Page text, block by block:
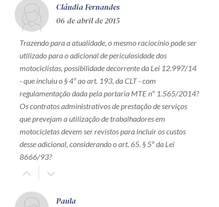
Cláudia Fernandes
06 de abril de 2015
Trazendo para a atualidade, o mesmo raciocínio pode ser
utilizado para o adicional de periculosidade dos
motociclistas, possibilidade decorrente da Lei 12.997/14
- que incluiu o § 4º ao art. 193, da CLT - com
regulamentação dada pela portaria MTE nº 1.565/2014?
Os contratos administrativos de prestação de serviços
que prevejam a utilização de trabalhadores em
motocicletas devem ser revistos para incluir os custos
desse adicional, considerando o art. 65. § 5º da Lei
8666/93?
Paula